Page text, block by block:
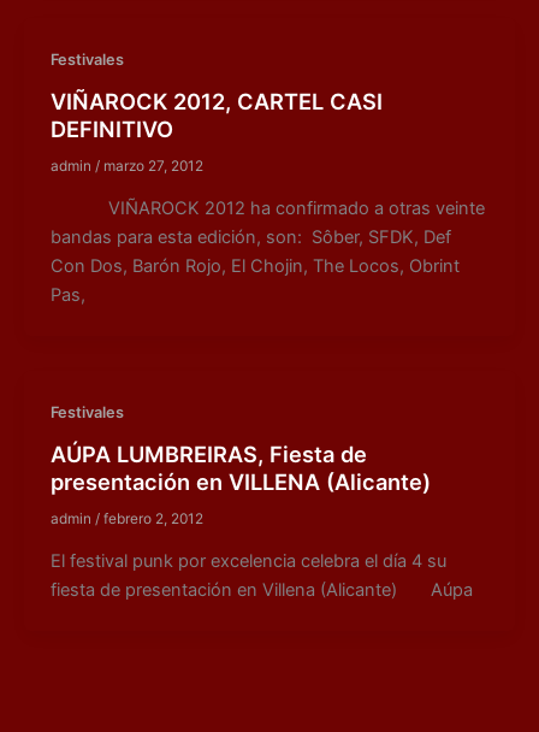
Festivales
VIÑAROCK 2012, CARTEL CASI
DEFINITIVO
admin / marzo 27, 2012
VIÑAROCK 2012 ha confirmado a otras veinte
bandas para esta edición, son: Sôber, SFDK, Def
Con Dos, Barón Rojo, El Chojin, The Locos, Obrint
Pas,
Festivales
AÚPA LUMBREIRAS, Fiesta de
presentación en VILLENA (Alicante)
admin / febrero 2, 2012
El festival punk por excelencia celebra el día 4 su
fiesta de presentación en Villena (Alicante) Aúpa